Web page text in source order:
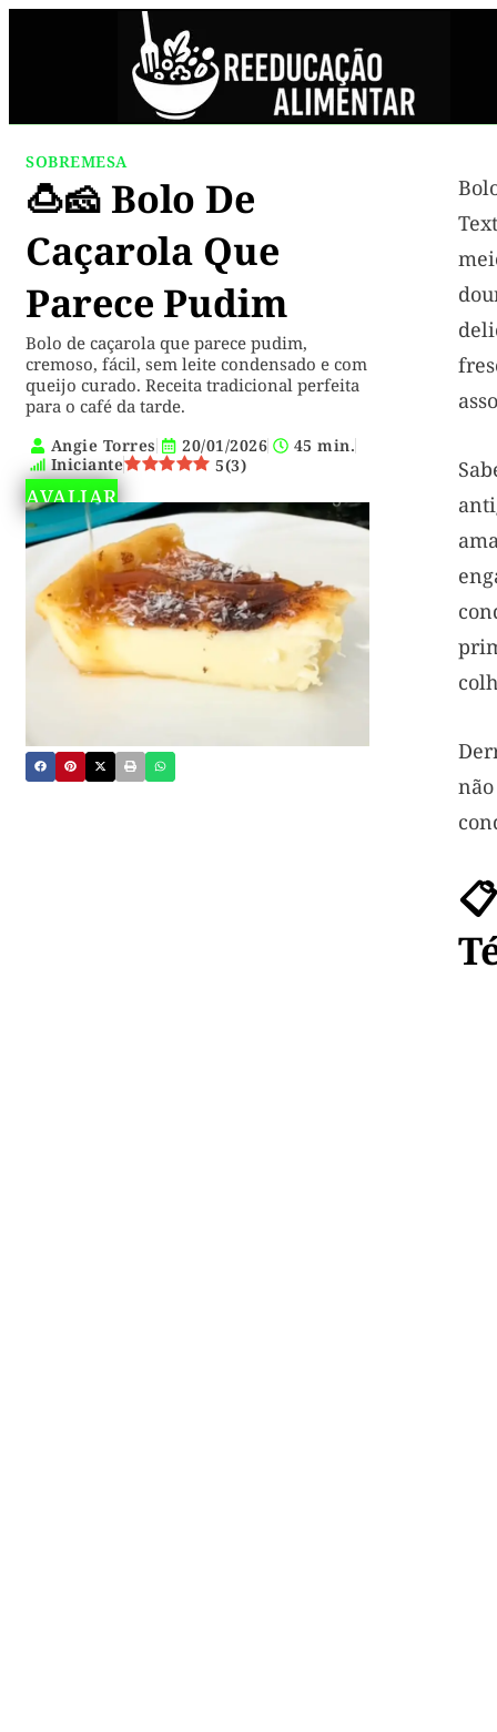
SOBREMESA
🍮🧀 Bolo De
Caçarola Que
Parece Pudim
Bolo de caçarola que parece pudim,
cremoso, fácil, sem leite condensado e com
queijo curado. Receita tradicional perfeita
para o café da tarde.
Angie Torres 20/01/2026
45 min.
Iniciante
5(3)
AVALIAR